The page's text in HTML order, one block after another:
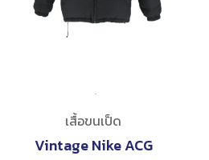
เสื้อขนเป็ด
Vintage Nike ACG